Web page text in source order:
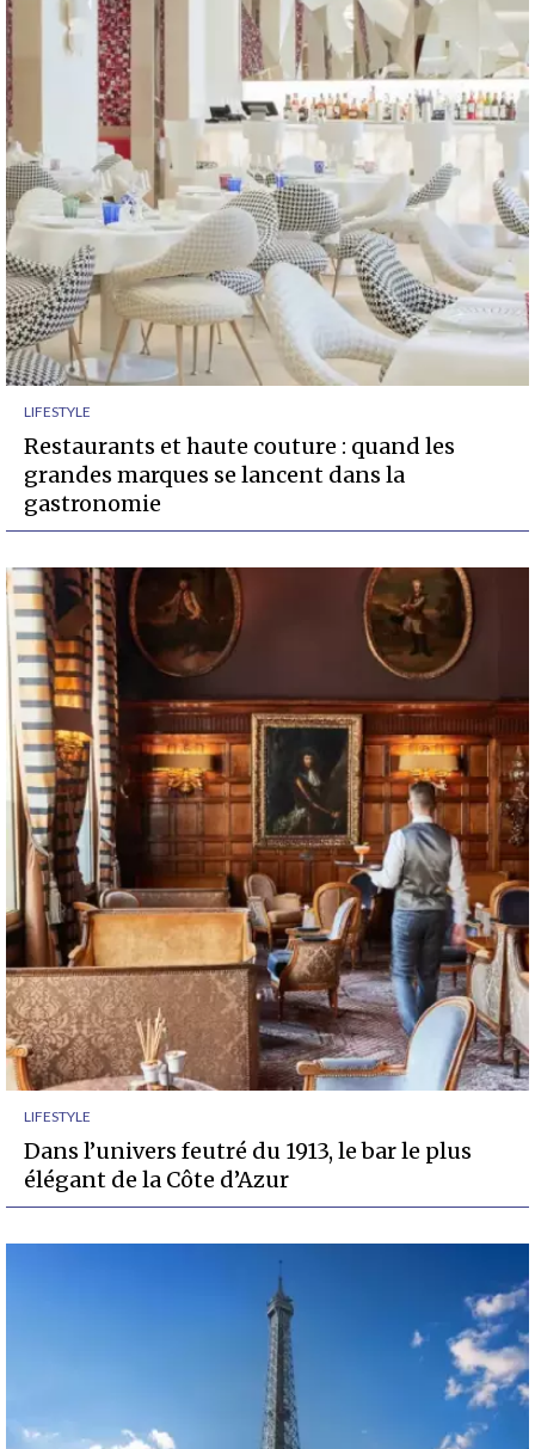
LIFESTYLE
Restaurants et haute couture : quand les
grandes marques se lancent dans la
gastronomie
LIFESTYLE
Dans l’univers feutré du 1913, le bar le plus
élégant de la Côte d’Azur